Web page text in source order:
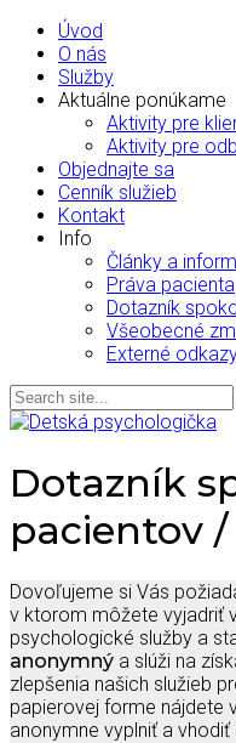
Úvod
O nás
Služby
Aktuálne ponúkame
Aktivity pre
Aktivity pre
Objednajte sa
Cenník služieb
Kontakt
Info
Články a
Práva pacienta
Dotazník
Všeobecné
Externé
Dotazník
pacientov
Dovoľujeme si Vás
v ktorom môžete vyjadriť
psychologické služby a
anonymný a slúži na
zlepšenia našich služieb
papierovej forme nájdete
anonymne vyplniť a vhodiť